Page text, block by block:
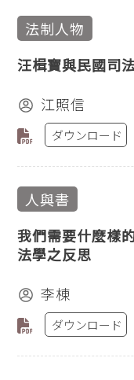
法制人物
汪楫寶與民國司
江照信
ダウンロード
人與書
我們需要什麼樣
法學之反思
李棟
ダウンロード